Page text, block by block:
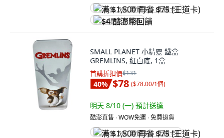
满 $1,500 再省 $75 (王道卡)
$4 酷澎幣回饋
SMALL PLANET 小精靈 鐵盒
GREMLINS, 紅白底, 1盒
首購折扣價$131
40% $78 ($78.00/1個)
明天 8/10 (一) 預計送達
酷澎直售 ∙ WOW免運 ∙ 免費退貨
满 $1,500 再省 $75 (王道卡)